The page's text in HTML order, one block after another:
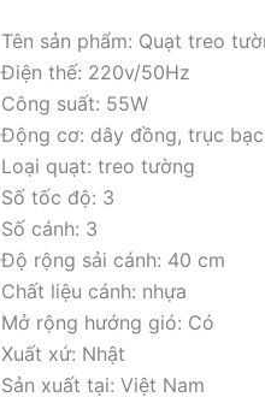
Tên sản phẩm: Quạt treo
Điện thế: 220v/50Hz
Công suất: 55W
Động cơ: dây đồng, trục
Loại quạt: treo tường
Số tốc độ: 3
Số cánh: 3
Độ rộng sải cánh: 40 cm
Chất liệu cánh: nhựa
Mở rộng hướng gió: Có
Xuất xứ: Nhật
Sản xuất tại: Việt Nam